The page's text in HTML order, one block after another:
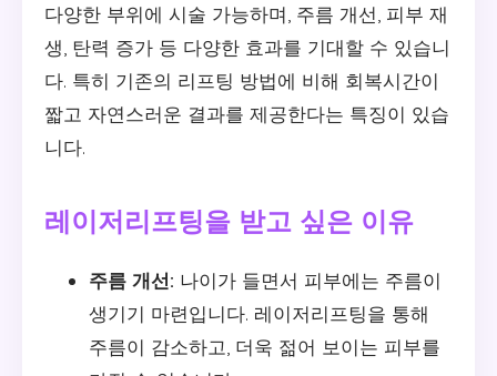
다양한 부위에 시술 가능하며, 주름 개선, 피부 재
생, 탄력 증가 등 다양한 효과를 기대할 수 있습니
다. 특히 기존의 리프팅 방법에 비해 회복시간이
짧고 자연스러운 결과를 제공한다는 특징이 있습
니다.
레이저리프팅을 받고 싶은 이유
주름 개선: 나이가 들면서 피부에는 주름이
생기기 마련입니다. 레이저리프팅을 통해
주름이 감소하고, 더욱 젊어 보이는 피부를